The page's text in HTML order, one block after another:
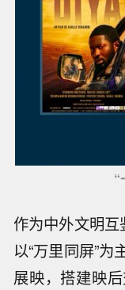
“
作为中外文明互
以“万里同屏”
展映，搭建映